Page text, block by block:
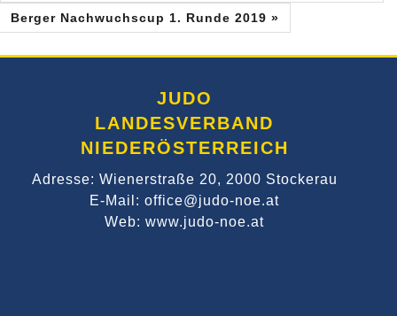
Berger Nachwuchscup 1. Runde 2019 »
JUDO
LANDESVERBAND
NIEDERÖSTERREICH
Adresse: Wienerstraße 20, 2000 Stockerau
E-Mail: office@judo-noe.at
Web: www.judo-noe.at